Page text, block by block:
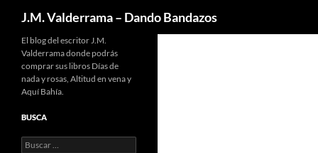
Saltar
contenido
J.M. Valderrama – Dando Bandazos
El blog del escritor J.M.
Valderrama donde podrás
comprar sus libros Días de
nada y rosas, Altitud en vena y
Aquí Bahía.
BUSCA
Buscar: